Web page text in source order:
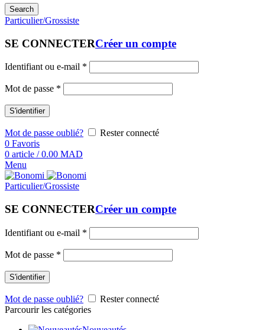
Search
Particulier/Grossiste
SE CONNECTERCréer un compte
Identifiant ou e-mail *
Mot de passe *
S'identifier
Mot de passe oublié?
Rester connecté
0 Favoris
0 article / 0.00 MAD
Menu
Particulier/Grossiste
SE CONNECTERCréer un compte
Identifiant ou e-mail *
Mot de passe *
S'identifier
Mot de passe oublié?
Rester connecté
Parcourir les catégories